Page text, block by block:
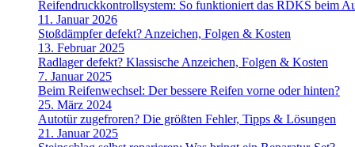
Reifendruckkontrollsystem: So funktioniert das RDKS beim
11. Januar 2026
Stoßdämpfer defekt? Anzeichen, Folgen & Kosten
13. Februar 2025
Radlager defekt? Klassische Anzeichen, Folgen & Kosten
7. Januar 2025
Beim Reifenwechsel: Der bessere Reifen vorne oder hinten?
25. März 2024
Autotür zugefroren? Die größten Fehler, Tipps & Lösungen
21. Januar 2025